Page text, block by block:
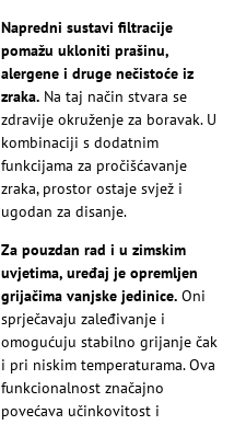
Napredni sustavi filtracije
pomažu ukloniti prašinu,
alergene i druge nečistoće iz
zraka. Na taj način stvara se
zdravije okruženje za boravak. U
kombinaciji s dodatnim
funkcijama za pročišćavanje
zraka, prostor ostaje svjež i
ugodan za disanje.
Za pouzdan rad i u zimskim
uvjetima, uređaj je opremljen
grijačima vanjske jedinice. Oni
sprječavaju zaleđivanje i
omogućuju stabilno grijanje čak
i pri niskim temperaturama. Ova
funkcionalnost značajno
povećava učinkovitost i